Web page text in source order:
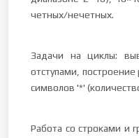
четных/нечетных.
Задачи на циклы:
отступами,
символов '*'
Работа со строками и